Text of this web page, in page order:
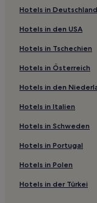
Hotels nahe U-
Hotels nahe Jing'an
Hotels nahe St.
Hotels nahe Guilin
Shanghai Hotels
Hotels in Deutschland
Hotels in den USA
Hotels in Tschechien
Hotels in Österreich
Hotels in den
Hotels in Italien
Hotels in Schweden
Hotels in Portugal
Hotels in Polen
Hotels in der Türkei